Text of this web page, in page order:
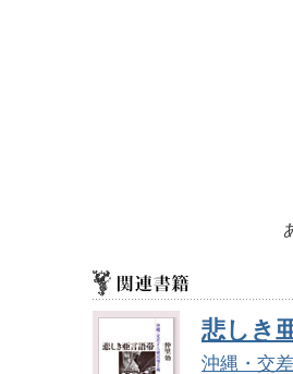
悲しき
沖縄・交